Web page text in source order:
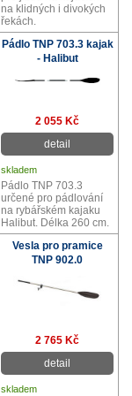
na klidných i divokých
řekách.
Pádlo TNP 703.3 kajak
- Halibut
2 055 Kč
detail
skladem
Pádlo TNP 703.3
určené pro pádlování
na rybářském kajaku
Halibut. Délka 260 cm.
Vesla pro pramice
TNP 902.0
2 765 Kč
detail
skladem